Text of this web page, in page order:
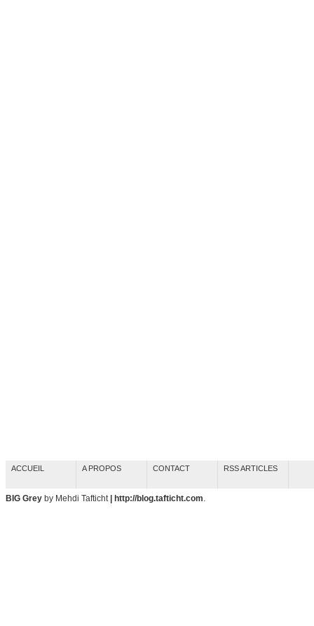
ACCUEIL A PROPOS CONTACT RSS ARTICLES
BIG Grey by Mehdi Tafticht | http://blog.tafticht.com.